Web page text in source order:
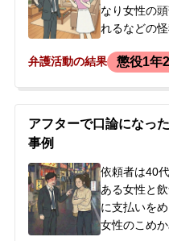
なり女性の
れるなどの
れました。
した。控訴
られる可能
ました。
弁護活動の結果 懲役1年
アフターで口論になっ
事例
依頼者は40
ある女性と
に支払いを
女性のこめ